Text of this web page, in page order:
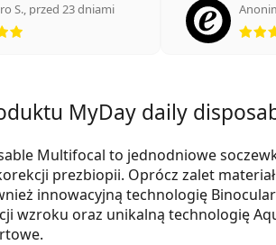
S., przed 23 dniami
ocena 5 z 5
MyDay daily
Multifocal to jednodniowe
prezbiopii. Oprócz zalet
innowacyjną technologię
wzroku oraz unikalną technologię